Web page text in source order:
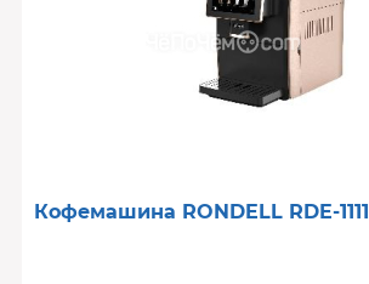
Кофемашина RONDELL RDE-1111